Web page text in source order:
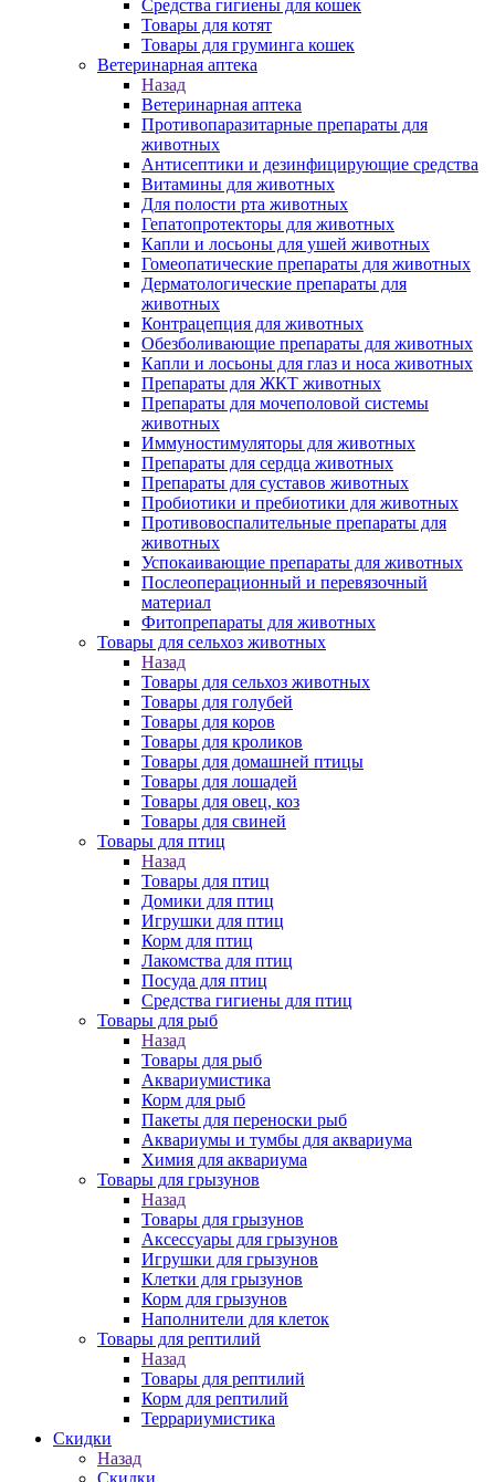
Средства гигиены для кошек
Товары для котят
Товары для груминга кошек
Ветеринарная аптека
Назад
Ветеринарная аптека
Противопаразитарные препараты для
животных
Антисептики и дезинфицирующие средства
Витамины для животных
Для полости рта животных
Гепатопротекторы для животных
Капли и лосьоны для ушей животных
Гомеопатические препараты для животных
Дерматологические препараты для
животных
Контрацепция для животных
Обезболивающие препараты для животных
Капли и лосьоны для глаз и носа животных
Препараты для ЖКТ животных
Препараты для мочеполовой системы
животных
Иммуностимуляторы для животных
Препараты для сердца животных
Препараты для суставов животных
Пробиотики и пребиотики для животных
Противовоспалительные препараты для
животных
Успокаивающие препараты для животных
Послеоперационный и перевязочный
материал
Фитопрепараты для животных
Товары для сельхоз животных
Назад
Товары для сельхоз животных
Товары для голубей
Товары для коров
Товары для кроликов
Товары для домашней птицы
Товары для лошадей
Товары для овец, коз
Товары для свиней
Товары для птиц
Назад
Товары для птиц
Домики для птиц
Игрушки для птиц
Корм для птиц
Лакомства для птиц
Посуда для птиц
Средства гигиены для птиц
Товары для рыб
Назад
Товары для рыб
Аквариумистика
Корм для рыб
Пакеты для переноски рыб
Аквариумы и тумбы для аквариума
Химия для аквариума
Товары для грызунов
Назад
Товары для грызунов
Аксессуары для грызунов
Игрушки для грызунов
Клетки для грызунов
Корм для грызунов
Наполнители для клеток
Товары для рептилий
Назад
Товары для рептилий
Корм для рептилий
Террариумистика
Скидки
Назад
Скидки